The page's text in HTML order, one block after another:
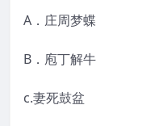
A．庄周梦蝶
B．庖丁解牛
c.妻死鼓盆